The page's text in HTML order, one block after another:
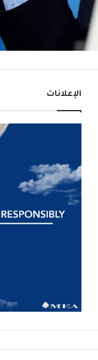
الإعلانات